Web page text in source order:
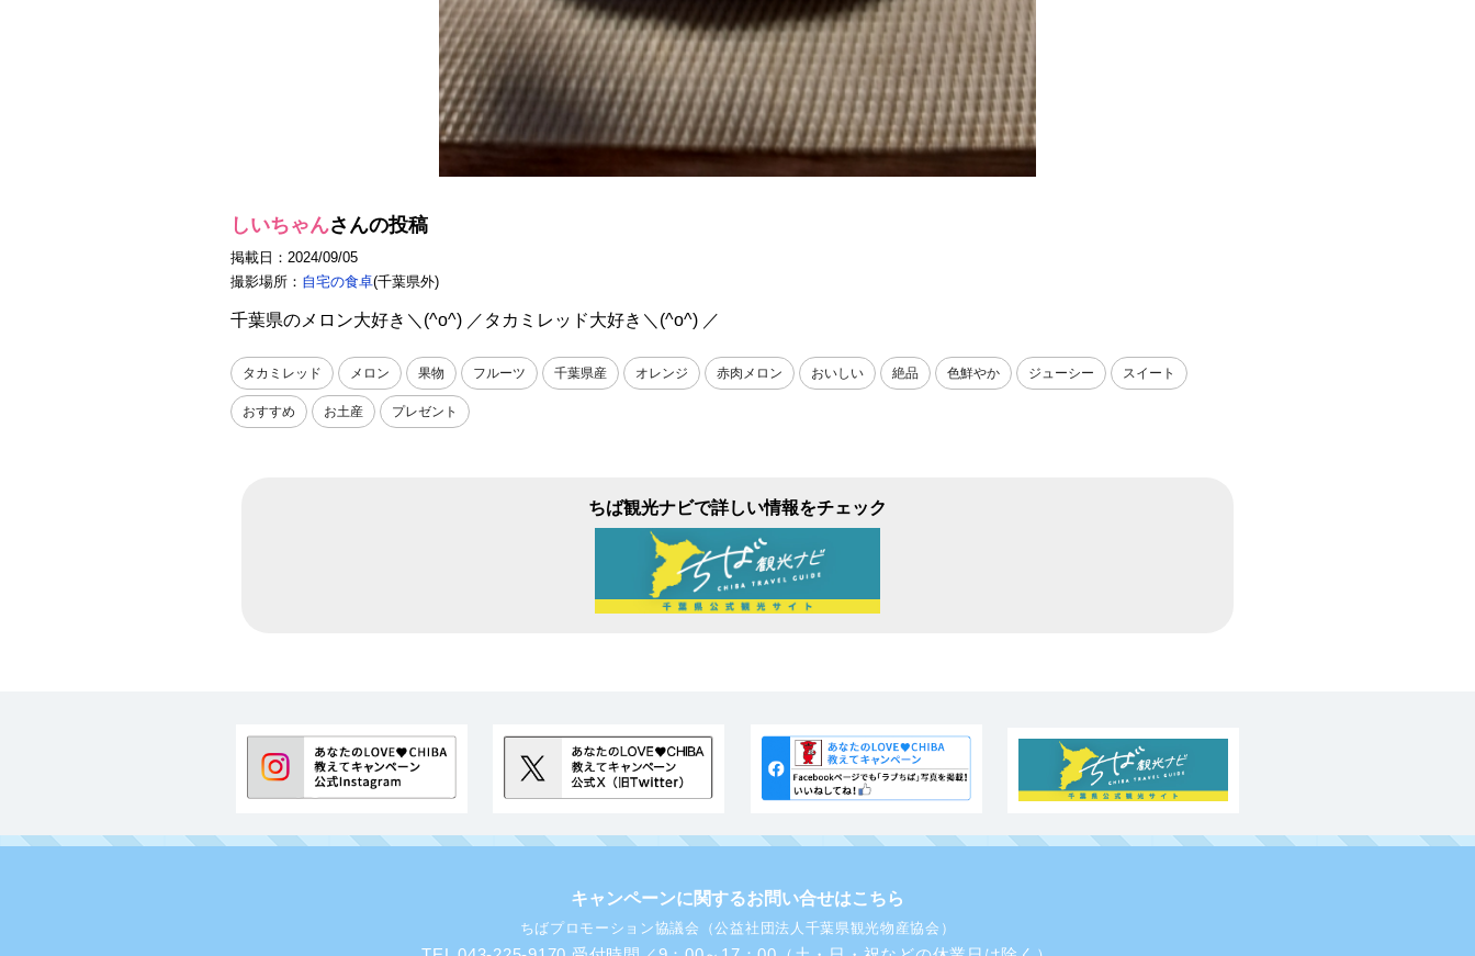
しいちゃんさんの投稿
掲載日：2024/09/05
撮影場所： 自宅の食卓(千葉県外)
千葉県のメロン大好き＼(^o^) ／タカミレッド大好き＼(^o^) ／
タカミレッド メロン 果物 フルーツ 千葉県産 オレンジ 赤肉メロン おいしい 絶品 色鮮やか ジューシー スイート
おすすめ お土産 プレゼント
ちば観光ナビで詳しい情報をチェック
キャンペーンに関するお問い合せはこちら
ちばプロモーション協議会（公益社団法人千葉県観光物産協会）